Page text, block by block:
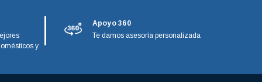
y
Apoyo 360
Te damos asesoría personalizada